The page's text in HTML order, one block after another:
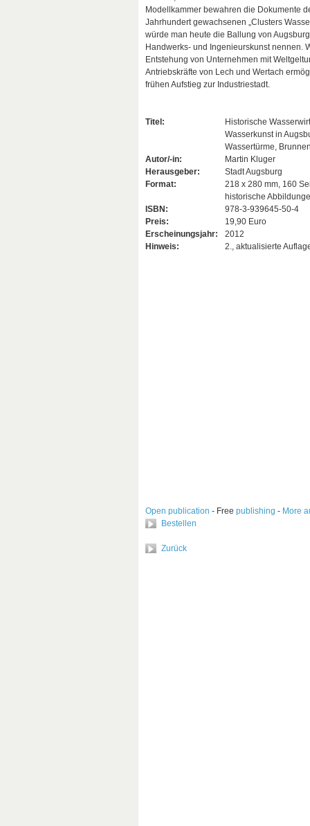
Modellkammer bewahren die Dokumente
Jahrhundert gewachsenen „Clusters
würde man heute die Ballung von
Handwerks- und Ingenieurskunst nennen.
Entstehung von Unternehmen mit
Antriebskräfte von Lech und Wertach
frühen Aufstieg zur Industriestadt.
Titel:
Historische
Wasserkunst in
Wassertürme,
Autor/-in:
Martin Kluger
Herausgeber:
Stadt Augsburg
Format:
218 x 280 mm, 160
historische
ISBN:
978-3-939645-50-4
Preis:
19,90 Euro
Erscheinungsjahr:
2012
Hinweis:
2., aktualisierte
Open publication - Free publishing - More
Bestellen
Zurück